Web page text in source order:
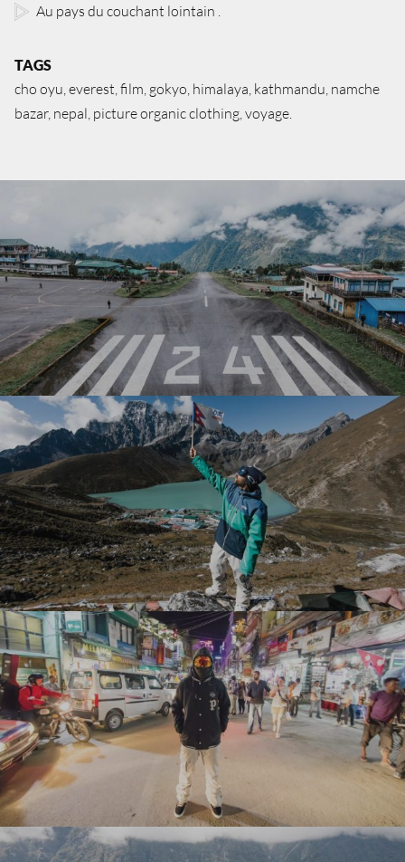
Au pays du couchant lointain
TAGS
cho oyu everest film gokyo himalaya kathmandu namche
bazar nepal picture organic clothing voyage